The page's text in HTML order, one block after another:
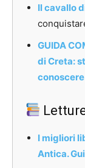
Il cavallo
GUIDA
di Creta:
I migliori
Antica.